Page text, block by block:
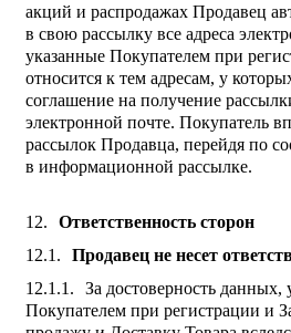
акций и распродажах Продавец
в свою рассылку все адреса
указанные Покупателем при
относится к тем адресам, у
соглашение на получение
электронной почте. Покупатель
рассылок Продавца, перейдя по
в информационной рассылке.
Ответственность сторон
Продавец не несет
За достоверность данных,
Покупателем при регистрации и